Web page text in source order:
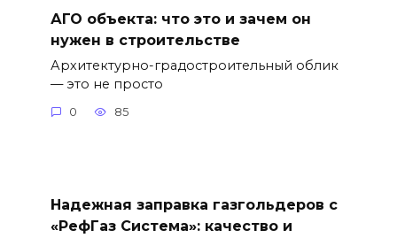
АГО объекта: что это и зачем он
нужен в строительстве
Архитектурно-градостроительный облик
— это не просто
0 85
Надежная заправка газгольдеров с
«РефГаз Система»: качество и